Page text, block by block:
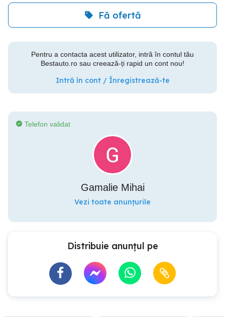
Fă ofertă
Pentru a contacta acest utilizator, intră în contul tău
Bestauto.ro sau creează-ți rapid un cont nou!
Intră în cont / Înregistrează-te
Telefon validat
Gamalie Mihai
Vezi toate anunțurile
Distribuie anunțul pe